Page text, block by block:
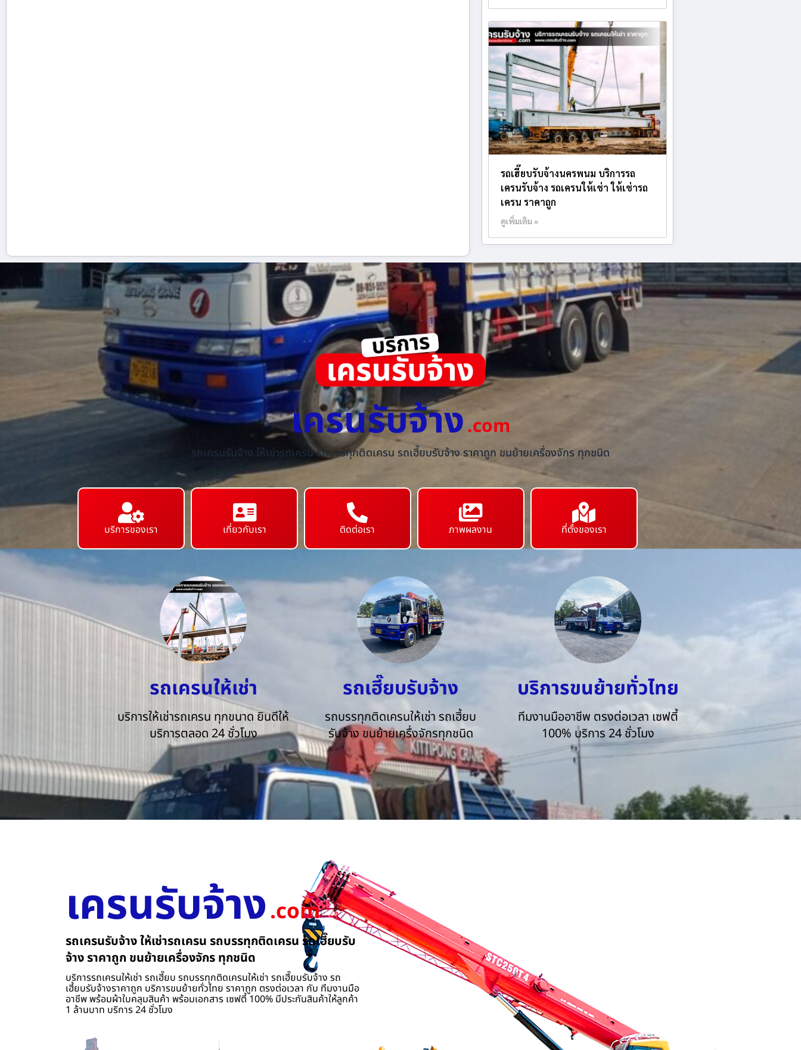
รถเฮี๊ยบรับจ้างนครพนม บริการรถ
เครนรับจ้าง รถเครนให้เช่า ให้เช่ารถ
เครน ราคาถูก
ดูเพิ่มเติม »
เครนรับจ้าง.com
รถเครนรับจ้าง ให้เช่ารถเครน รถบรรทุกติดเครน รถเฮี๊ยบรับจ้าง ราคาถูก ขนย้ายเครื่องจักร ทุกชนิด
บริการของเรา เกี่ยวกับเรา ติดต่อเรา ภาพผลงาน ที่ตั้งของเรา
รถเครนให้เช่า
บริการให้เช่ารถเครน ทุกขนาด ยินดีให้
บริการตลอด 24 ชั่วโมง
รถเฮี๊ยบรับจ้าง
รถบรรทุกติดเครนให้เช่า รถเฮี้ยบ
รับจ้าง ขนย้ายเครื่งจักรทุกชนิด
บริการขนย้ายทั่วไทย
ทีมงานมืออาชีพ ตรงต่อเวลา เซฟตี้
100% บริการ 24 ชั่วโมง
เครนรับจ้าง.com
รถเครนรับจ้าง ให้เช่ารถเครน รถบรรทุกติดเครน รถเฮี๊ยบรับ
จ้าง ราคาถูก ขนย้ายเครื่องจักร ทุกชนิด
บริการรถเครนให้เช่า รถเฮี๊ยบ รถบรรทุกติดเครนให้เช่า รถเฮี๊ยบรับจ้าง รถ
เฮี้ยบรับจ้างราคาถูก บริการขนย้ายทั่วไทย ราคาถูก ตรงต่อเวลา กับ ทีมงานมือ
อาชีพ พร้อมผ้าใบคลุมสินค้า พร้อมเอกสาร เซฟตี้ 100% มีประกันสินค้าให้ลูกค้า
1 ล้านบาท บริการ 24 ชั่วโมง